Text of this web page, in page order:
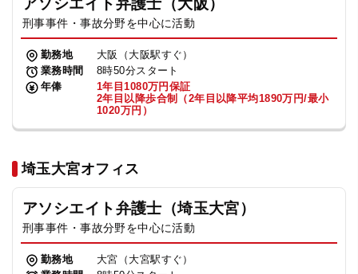
アソシエイト弁護士（大阪）
刑事事件・事故分野を中心に活動
勤務地
大阪（大阪駅すぐ）
業務時間
8時50分スタート
年俸
1年目1080万円保証
2年目以降歩合制（2年目以降平均1890万円/最小
1020万円）
埼玉大宮オフィス
アソシエイト弁護士（埼玉大宮）
刑事事件・事故分野を中心に活動
勤務地
大宮（大宮駅すぐ）
プライバシーポリシー 利用規約
TikTok受賞 定義集 動画集